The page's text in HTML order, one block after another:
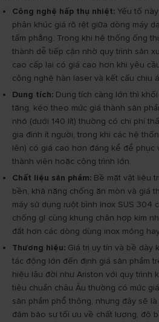
Công nghệ hấp thụ nhiệt: Yếu tố
phân khúc giá rõ rệt giữa dòng máy
tấm phẳng. Trong khi hệ thống ống
thành dễ tiếp cận nhờ quy trình sản
cao cấp lại có giá cao hơn khi yêu
công nghệ hàn laser và kết cấu chịu
Dung tích: Dung tích càng lớn thì
tăng, kéo theo mức giá thành sản
nhỏ (dưới 140 lít) thường có chi phí
gia đình ít người, trong khi các hệ
lên) có giá cao hơn đáng kể để phục
thành viên hoặc công trình lớn.
Chất liệu sản phẩm: Bề mặt vật liệu
bền, khả năng chống ăn mòn và giá
máy sử dụng ruột bình Inox SUS 304
chống gỉ cùng khung chân hợp kim
đắt hơn các dòng dùng inox mỏng
Thương hiệu: Giá trị uy tín và bề dày
tác động lớn đến định giá sản phẩm
hiệu lâu đời như Ariston với quy trình
tiêu chuẩn châu Âu thường có mức
sản phẩm phổ thông, nhưng đây sẽ
đảm bảo sự tối ưu về chất lượng, độ